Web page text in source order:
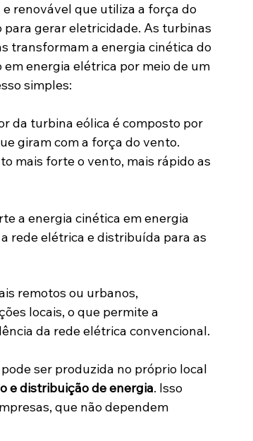
e renovável que utiliza a força do
para gerar eletricidade. As turbinas
transformam a energia cinética do
em energia elétrica por meio de um
simples:
da turbina eólica é composto por
giram com a força do vento.
mais forte o vento, mais rápido as
a energia cinética em energia
rede elétrica e distribuída para as
remotos ou urbanos,
locais, o que permite a
da rede elétrica convencional.
ser produzida no próprio local
e distribuição de energia. Isso
que não dependem